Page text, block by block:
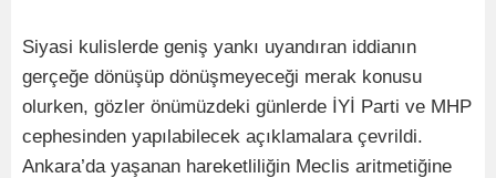
Siyasi kulislerde geniş yankı uyandıran iddianın
gerçeğe dönüşüp dönüşmeyeceği merak konusu
olurken, gözler önümüzdeki günlerde İYİ Parti ve MHP
cephesinden yapılabilecek açıklamalara çevrildi.
Ankara’da yaşanan hareketliliğin Meclis aritmetiğine